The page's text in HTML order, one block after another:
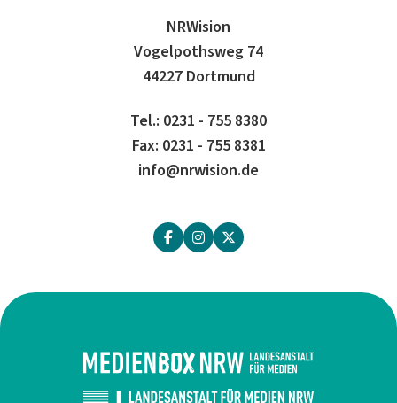
NRWision
Vogelpothsweg 74
44227 Dortmund
Tel.: 0231 - 755 8380
Fax: 0231 - 755 8381
info@nrwision.de